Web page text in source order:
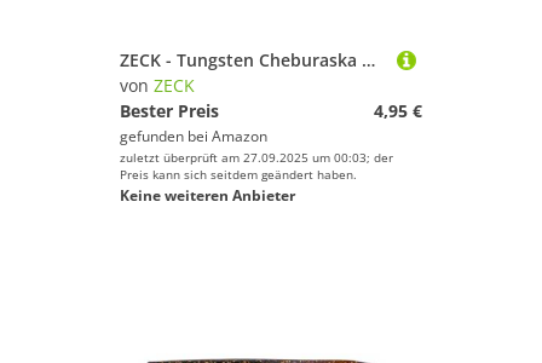
ZECK - Tungsten Cheburaska Head - Zwei Gewichte | 5g | Black
von ZECK
Bester Preis
4,95 €
gefunden bei Amazon
zuletzt überprüft am 27.09.2025 um 00:03; der
Preis kann sich seitdem geändert haben.
Keine weiteren Anbieter